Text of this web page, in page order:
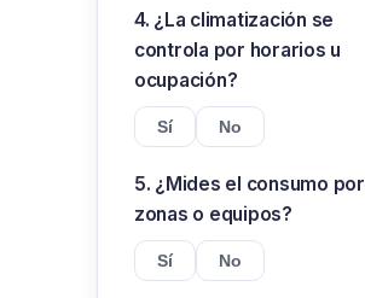
4. ¿La climatización se
controla por horarios u
ocupación?
Sí No
5. ¿Mides el consumo por
zonas o equipos?
Sí No